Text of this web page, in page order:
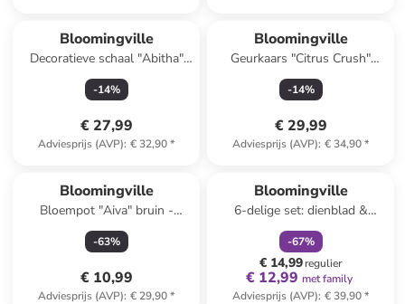
Bloomingville
Decoratieve schaal "Abitha"
beige - (L)19,5 cm
-14%
€ 27,99
Adviesprijs (AVP): € 32,90*
Bloomingville
Geurkaars "Citrus Crush"
lichtblauw - 335 g
-14%
€ 29,99
Adviesprijs (AVP): € 34,90*
Bloomingville
Bloempot "Aiva" bruin -
(H)12,5 x Ø 16 cm
-63%
€ 10,99
Adviesprijs (AVP): € 29,90*
Bloomingville
6-delige set: dienblad &
decoratie "Sanga"
beige/lichtbruin - (H)22,5 x Ø
18 cm
-67%
€ 14,99regulier
€ 12,99 met family
Adviesprijs (AVP): € 39,90*